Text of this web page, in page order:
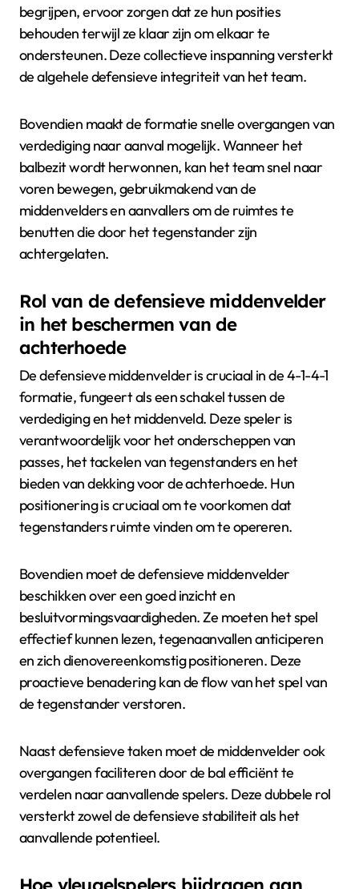
begrijpen, ervoor zorgen dat ze hun posities
behouden terwijl ze klaar zijn om elkaar te
ondersteunen. Deze collectieve inspanning versterkt
de algehele defensieve integriteit van het team.
Bovendien maakt de formatie snelle overgangen van
verdediging naar aanval mogelijk. Wanneer het
balbezit wordt herwonnen, kan het team snel naar
voren bewegen, gebruikmakend van de
middenvelders en aanvallers om de ruimtes te
benutten die door het tegenstander zijn
achtergelaten.
Rol van de defensieve middenvelder
in het beschermen van de
achterhoede
De defensieve middenvelder is cruciaal in de 4-1-4-1
formatie, fungeert als een schakel tussen de
verdediging en het middenveld. Deze speler is
verantwoordelijk voor het onderscheppen van
passes, het tackelen van tegenstanders en het
bieden van dekking voor de achterhoede. Hun
positionering is cruciaal om te voorkomen dat
tegenstanders ruimte vinden om te opereren.
Bovendien moet de defensieve middenvelder
beschikken over een goed inzicht en
besluitvormingsvaardigheden. Ze moeten het spel
effectief kunnen lezen, tegenaanvallen anticiperen
en zich dienovereenkomstig positioneren. Deze
proactieve benadering kan de flow van het spel van
de tegenstander verstoren.
Naast defensieve taken moet de middenvelder ook
overgangen faciliteren door de bal efficiënt te
verdelen naar aanvallende spelers. Deze dubbele rol
versterkt zowel de defensieve stabiliteit als het
aanvallende potentieel.